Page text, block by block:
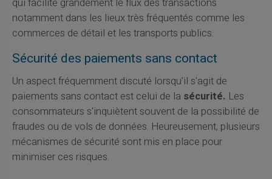
qui facilite grandement le flux des transactions
notamment dans les lieux très fréquentés comme les
commerces de détail et les transports publics.
Sécurité des paiements sans contact
Un aspect fréquemment discuté lorsqu'il s'agit de
paiements sans contact est celui de la sécurité. Les
consommateurs s'inquiètent souvent de la possibilité de
fraudes ou de vols de données. Heureusement, plusieurs
mécanismes de sécurité sont mis en place pour
minimiser ces risques.